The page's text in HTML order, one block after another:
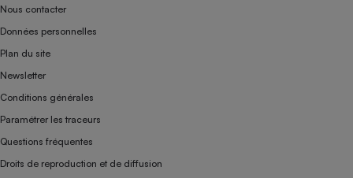
Nous contacter
Données personnelles
Plan du site
Newsletter
Conditions générales
Paramétrer les traceurs
Questions fréquentes
Droits de reproduction et de diffusion